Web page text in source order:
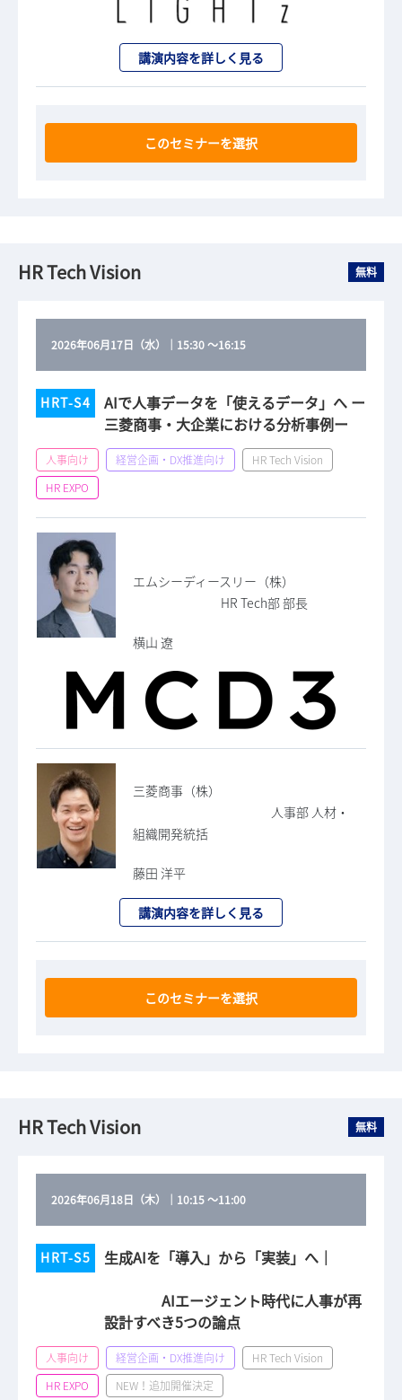
講演内容を詳しく見る
このセミナーを選択
HR Tech Vision 無料
2026年06月17日（水） ｜ 15:30～16:15
HRT-S4
AIで人事データを「使えるデータ」へ ー
三菱商事・大企業における分析事例ー
人事向け 経営企画・DX推進向け
HR Tech Vision
HR EXPO
エムシーディースリー（株）
HR Tech部 部長
横山 遼
三菱商事（株）
人事部 人材・
組織開発統括
藤田 洋平
講演内容を詳しく見る
このセミナーを選択
HR Tech Vision 無料
2026年06月18日（木） ｜ 10:15～11:00
HRT-S5
生成AIを「導入」から「実装」へ｜
AIエージェント時代に人事が再
設計すべき5つの論点
人事向け 経営企画・DX推進向け
HR Tech Vision
HR EXPO
NEW！追加開催決定